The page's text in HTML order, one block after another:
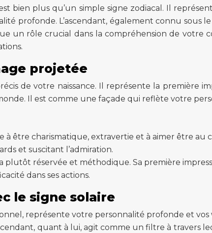
est bien plus qu’un simple signe zodiacal. Il
profonde. L’ascendant, également connu sous
un rôle crucial dans la compréhension de
projetée
de votre naissance. Il représente la première
Il est comme une façade qui reflète votre
être charismatique, extravertie et à aimer être au
et suscitant l’admiration.
réservée et méthodique. Sa première
dans ses actions.
le signe solaire
représente votre personnalité profonde et
quant à lui, agit comme un filtre à travers